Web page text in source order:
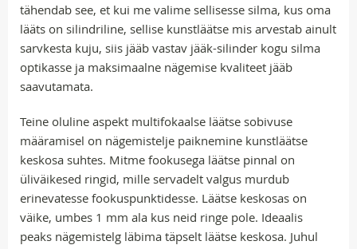
tähendab see, et kui me valime sellisesse silma, kus oma
lääts on silindriline, sellise kunstläätse mis arvestab ainult
sarvkesta kuju, siis jääb vastav jääk-silinder kogu silma
optikasse ja maksimaalne nägemise kvaliteet jääb
saavutamata.
Teine oluline aspekt multifokaalse läätse sobivuse
määramisel on nägemistelje paiknemine kunstläätse
keskosa suhtes. Mitme fookusega läätse pinnal on
üliväikesed ringid, mille servadelt valgus murdub
erinevatesse fookuspunktidesse. Läätse keskosas on
väike, umbes 1 mm ala kus neid ringe pole. Ideaalis
peaks nägemistelg läbima täpselt läätse keskosa. Juhul